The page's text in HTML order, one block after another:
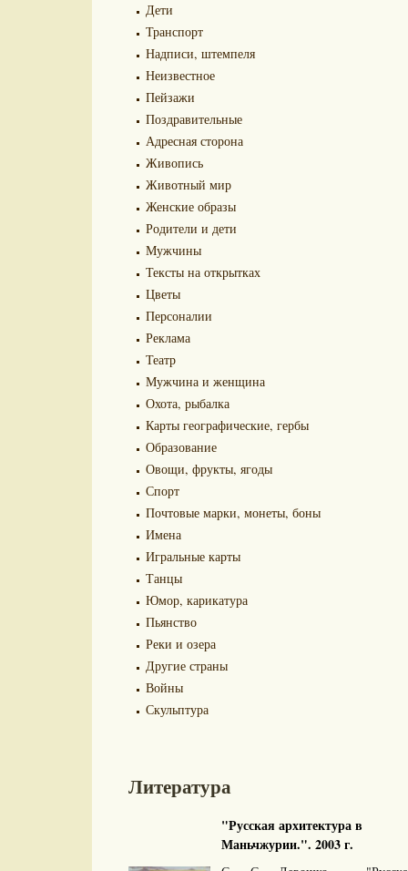
Дети
Транспорт
Надписи, штемпеля
Неизвестное
Пейзажи
Поздравительные
Адресная сторона
Живопись
Животный мир
Женские образы
Родители и дети
Мужчины
Тексты на открытках
Цветы
Персоналии
Реклама
Театр
Мужчина и женщина
Охота, рыбалка
Карты географические, гербы
Образование
Овощи, фрукты, ягоды
Спорт
Почтовые марки, монеты, боны
Имена
Игральные карты
Танцы
Юмор, карикатура
Пьянство
Реки и озера
Другие страны
Войны
Скульптура
Литература
"Русская архитектура в
Маньчжурии.". 2003 г.